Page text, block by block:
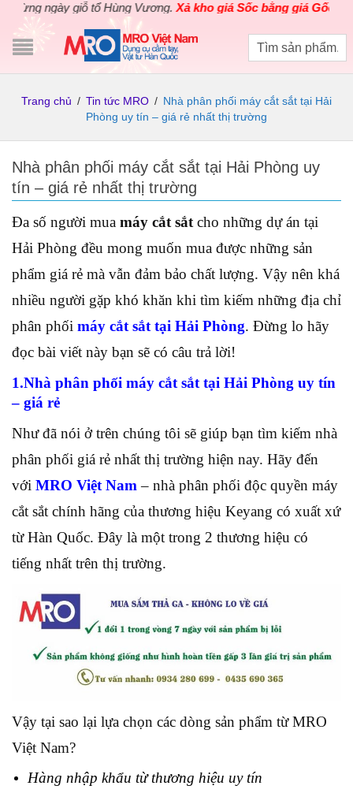
ngày giỗ tổ Hùng Vương.Xả kho giá Sốc bằng giá Gốccho các
Trang chủ / Tin tức MRO / Nhà phân phối máy cắt sắt tại Hải
Phòng uy tín – giá rẻ nhất thị trường
Nhà phân phối máy cắt sắt tại Hải Phòng uy
tín – giá rẻ nhất thị trường
Đa số người mua máy cắt sắt cho những dự án tại
Hải Phòng đều mong muốn mua được những sản
phẩm giá rẻ mà vẫn đảm bảo chất lượng. Vậy nên khá
nhiều người gặp khó khăn khi tìm kiếm những địa chỉ
phân phối máy cắt sắt tại Hải Phòng. Đừng lo hãy
đọc bài viết này bạn sẽ có câu trả lời!
1.Nhà phân phối máy cắt sắt tại Hải Phòng uy tín
– giá rẻ
Như đã nói ở trên chúng tôi sẽ giúp bạn tìm kiếm nhà
phân phối giá rẻ nhất thị trường hiện nay. Hãy đến
với MRO Việt Nam – nhà phân phối độc quyền máy
cắt sắt chính hãng của thương hiệu Keyang có xuất xứ
từ Hàn Quốc. Đây là một trong 2 thương hiệu có
tiếng nhất trên thị trường.
Vậy tại sao lại lựa chọn các dòng sản phẩm từ MRO
Việt Nam?
Hàng nhập khẩu từ thương hiệu uy tín